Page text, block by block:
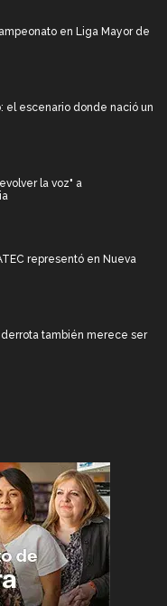
en Liga Mayor de
el escenario donde nació un
la voz" a
representó en Nueva
también merece ser